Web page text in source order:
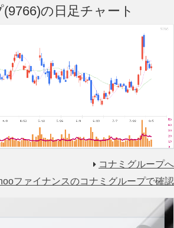
の日足チャート
コナミグループへ
ファイナンスのコナミグループで確認